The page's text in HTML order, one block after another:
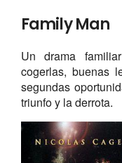
Family Man
Un drama
cogerlas, buenas
segundas
triunfo y la derrota.